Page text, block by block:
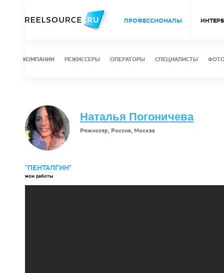
ПРОФЕССИОНАЛЫ
КОМПАНИИ РЕЖИССЕРЫ ОПЕРАТОРЫ СПЕЦИАЛИСТЫ
Наталья Погоничева
Режиссер, Россия, Москва
"ПЕНТАЛГИН"
мои работы